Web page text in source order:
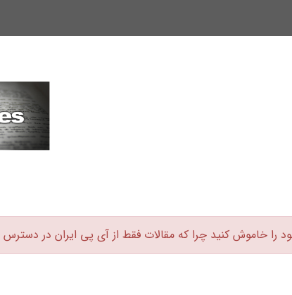
را خاموش کنید چرا که مقالات فقط از آی پی ایران در